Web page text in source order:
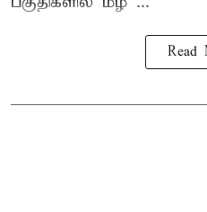
Read